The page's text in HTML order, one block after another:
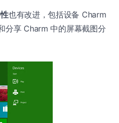
也有改进，包括设备 Charm
分享 Charm 中的屏幕截图分